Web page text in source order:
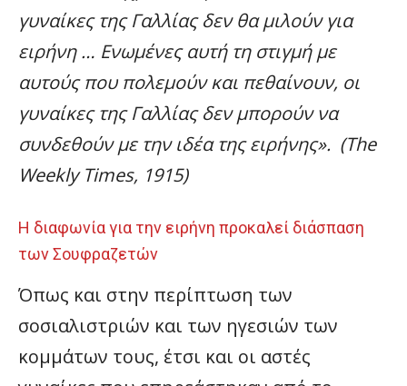
γυναίκες της Γαλλίας δεν θα μιλούν για
ειρήνη … Ενωμένες αυτή τη στιγμή με
αυτούς που πολεμούν και πεθαίνουν, οι
γυναίκες της Γαλλίας δεν μπορούν να
συνδεθούν με την ιδέα της ειρήνης». (The
Weekly Times, 1915)
Η διαφωνία για την ειρήνη προκαλεί διάσπαση
των Σουφραζετών
Όπως και στην περίπτωση των
σοσιαλιστριών και των ηγεσιών των
κομμάτων τους, έτσι και οι αστές